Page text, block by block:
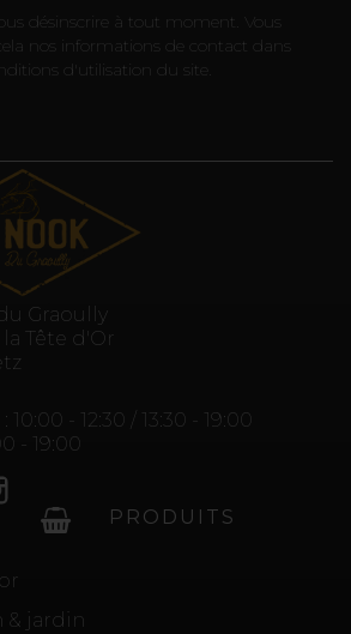
désinscrire à tout moment. Vous
nos informations de contact dans
d'utilisation du site.
Graoully
Tête d'Or
10:00 - 12:30 / 13:30 - 19:00
- 19:00
PRODUITS
& jardin